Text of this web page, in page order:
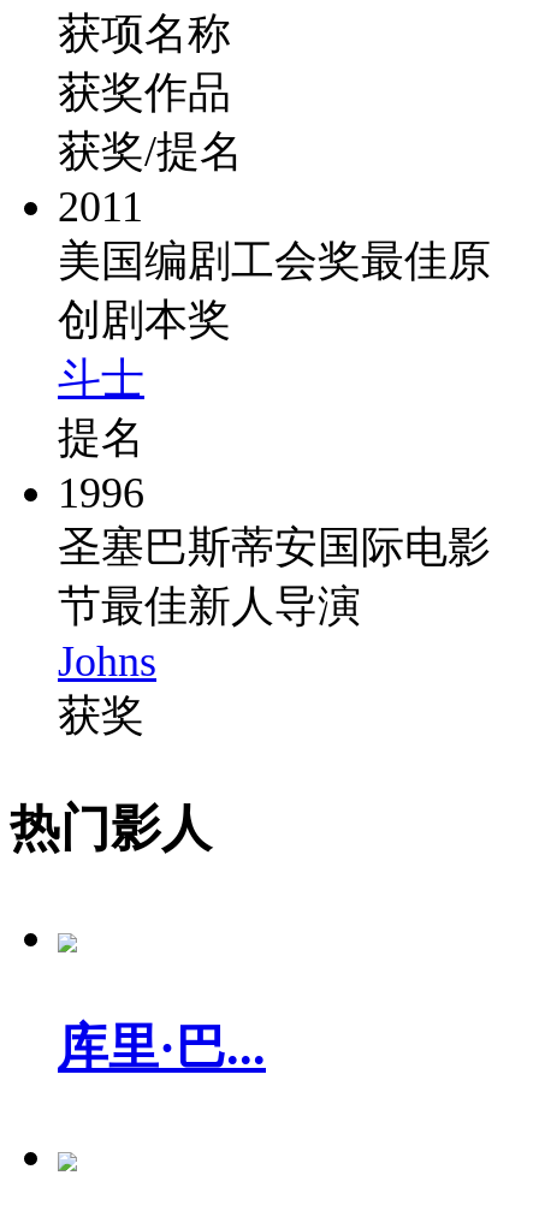
获项名称
获奖作品
获奖/提名
2011
美国编剧工会奖最佳原
创剧本奖
斗士
提名
1996
圣塞巴斯蒂安国际电影
节最佳新人导演
Johns
获奖
热门影人
库里·巴...